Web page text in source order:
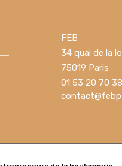
FEB
34 quai de la
75019 Paris
01 53 20 70 38